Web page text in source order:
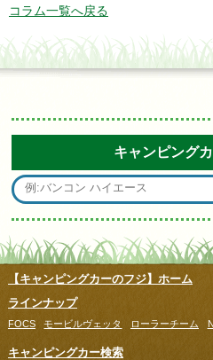
コラム一覧へ戻る
キャンピング
【キャンピングカーのフジ】ホーム
ラインナップ
FOCS モービルヴェッタ ローラーチーム
キャンピングカー検索